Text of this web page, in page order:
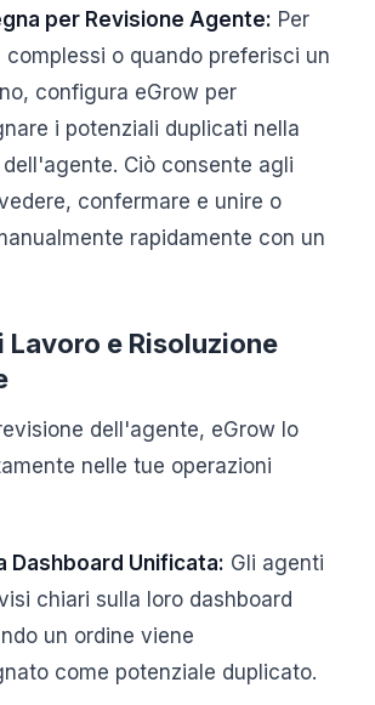
per Revisione Agente: Per
complessi o quando preferisci un
configura eGrow per
i potenziali duplicati nella
Ciò consente agli
confermare e unire o
rapidamente con un
Lavoro e Risoluzione
dell'agente, eGrow lo
nelle tue operazioni
Dashboard Unificata: Gli agenti
chiari sulla loro dashboard
un ordine viene
come potenziale duplicato.